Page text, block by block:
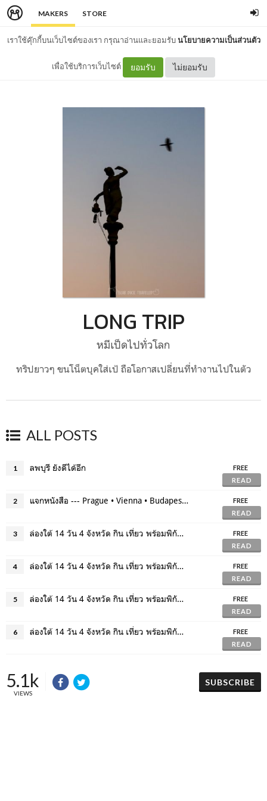
MAKERS STORE
เราใช้คุ๊กกี้บนเว็บไซต์ของเรา กรุณาอ่านและยอมรับนโยบายความเป็นส่วนตัว
เพื่อใช้บริการเว็บไซต์ ยอมรับ ไม่ยอมรับ
LONG TRIP
หมีเป็ดไปทั่วโลก
ทริปยาวๆ ขนโน็ตบุคใส่เป้ ถือโอกาสเปลี่ยนที่ทำงานไปในตัว
ALL POSTS
1 ลพบุรี ยังดีได้อีก
FREE
READ
2 แจกหนังสือ --- Prague • Vienna • Budapest หมีเป็ดพาเที่ยว ละเอียดยิบ ไม่มีหลง
FREE
READ
3 ล่องใต้ 14 วัน 4 จังหวัด กิน เที่ยว พร้อมพิกัด GPS - 1 ชุมพร
FREE
READ
4 ล่องใต้ 14 วัน 4 จังหวัด กิน เที่ยว พร้อมพิกัด GPS - 2 ไชยา, สุราษฎร์ธานี
FREE
READ
5 ล่องใต้ 14 วัน 4 จังหวัด กิน เที่ยว พร้อมพิกัด GPS - 3 ภูเก็ต
FREE
READ
6 ล่องใต้ 14 วัน 4 จังหวัด กิน เที่ยว พร้อมพิกัด GPS - 4 ประจวบคีรีขันธ์ (จบ)
FREE
READ
5.1k
VIEWS
SUBSCRIBE